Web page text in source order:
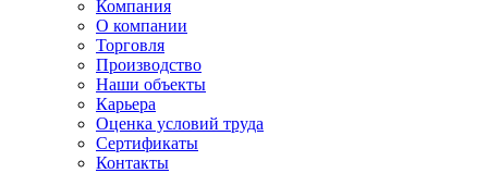
Компания
О компании
Торговля
Производство
Наши объекты
Карьера
Оценка условий труда
Сертификаты
Контакты